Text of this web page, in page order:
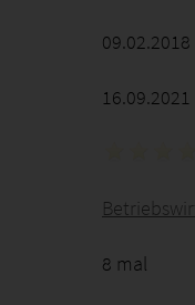
16.09.2021
8 mal